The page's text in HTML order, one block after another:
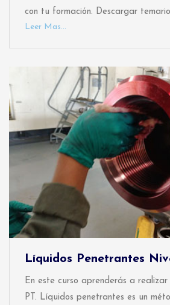
con tu formación. Descargar
Leer Mas...
Líquidos Penetrantes
En este curso aprenderás a realizar
PT. Líquidos penetrantes es un